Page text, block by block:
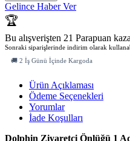
Gelince Haber Ver
🏆
Bu alışverişten 21 Parapuan
Sonraki siparişlerinde indirim olarak
🚚 2 İş Günü İçinde Kargoda
Ürün Açıklaması
Ödeme Seçenekleri
Yorumlar
İade Koşulları
Dolphin Ziyaretçi Önlüğü 1